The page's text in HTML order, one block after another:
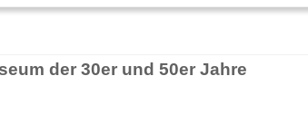
der 30er und 50er Jahre